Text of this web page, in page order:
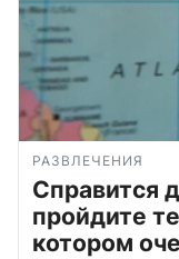
РАЗВЛЕЧЕНИЯ
Справится
пройдите
котором